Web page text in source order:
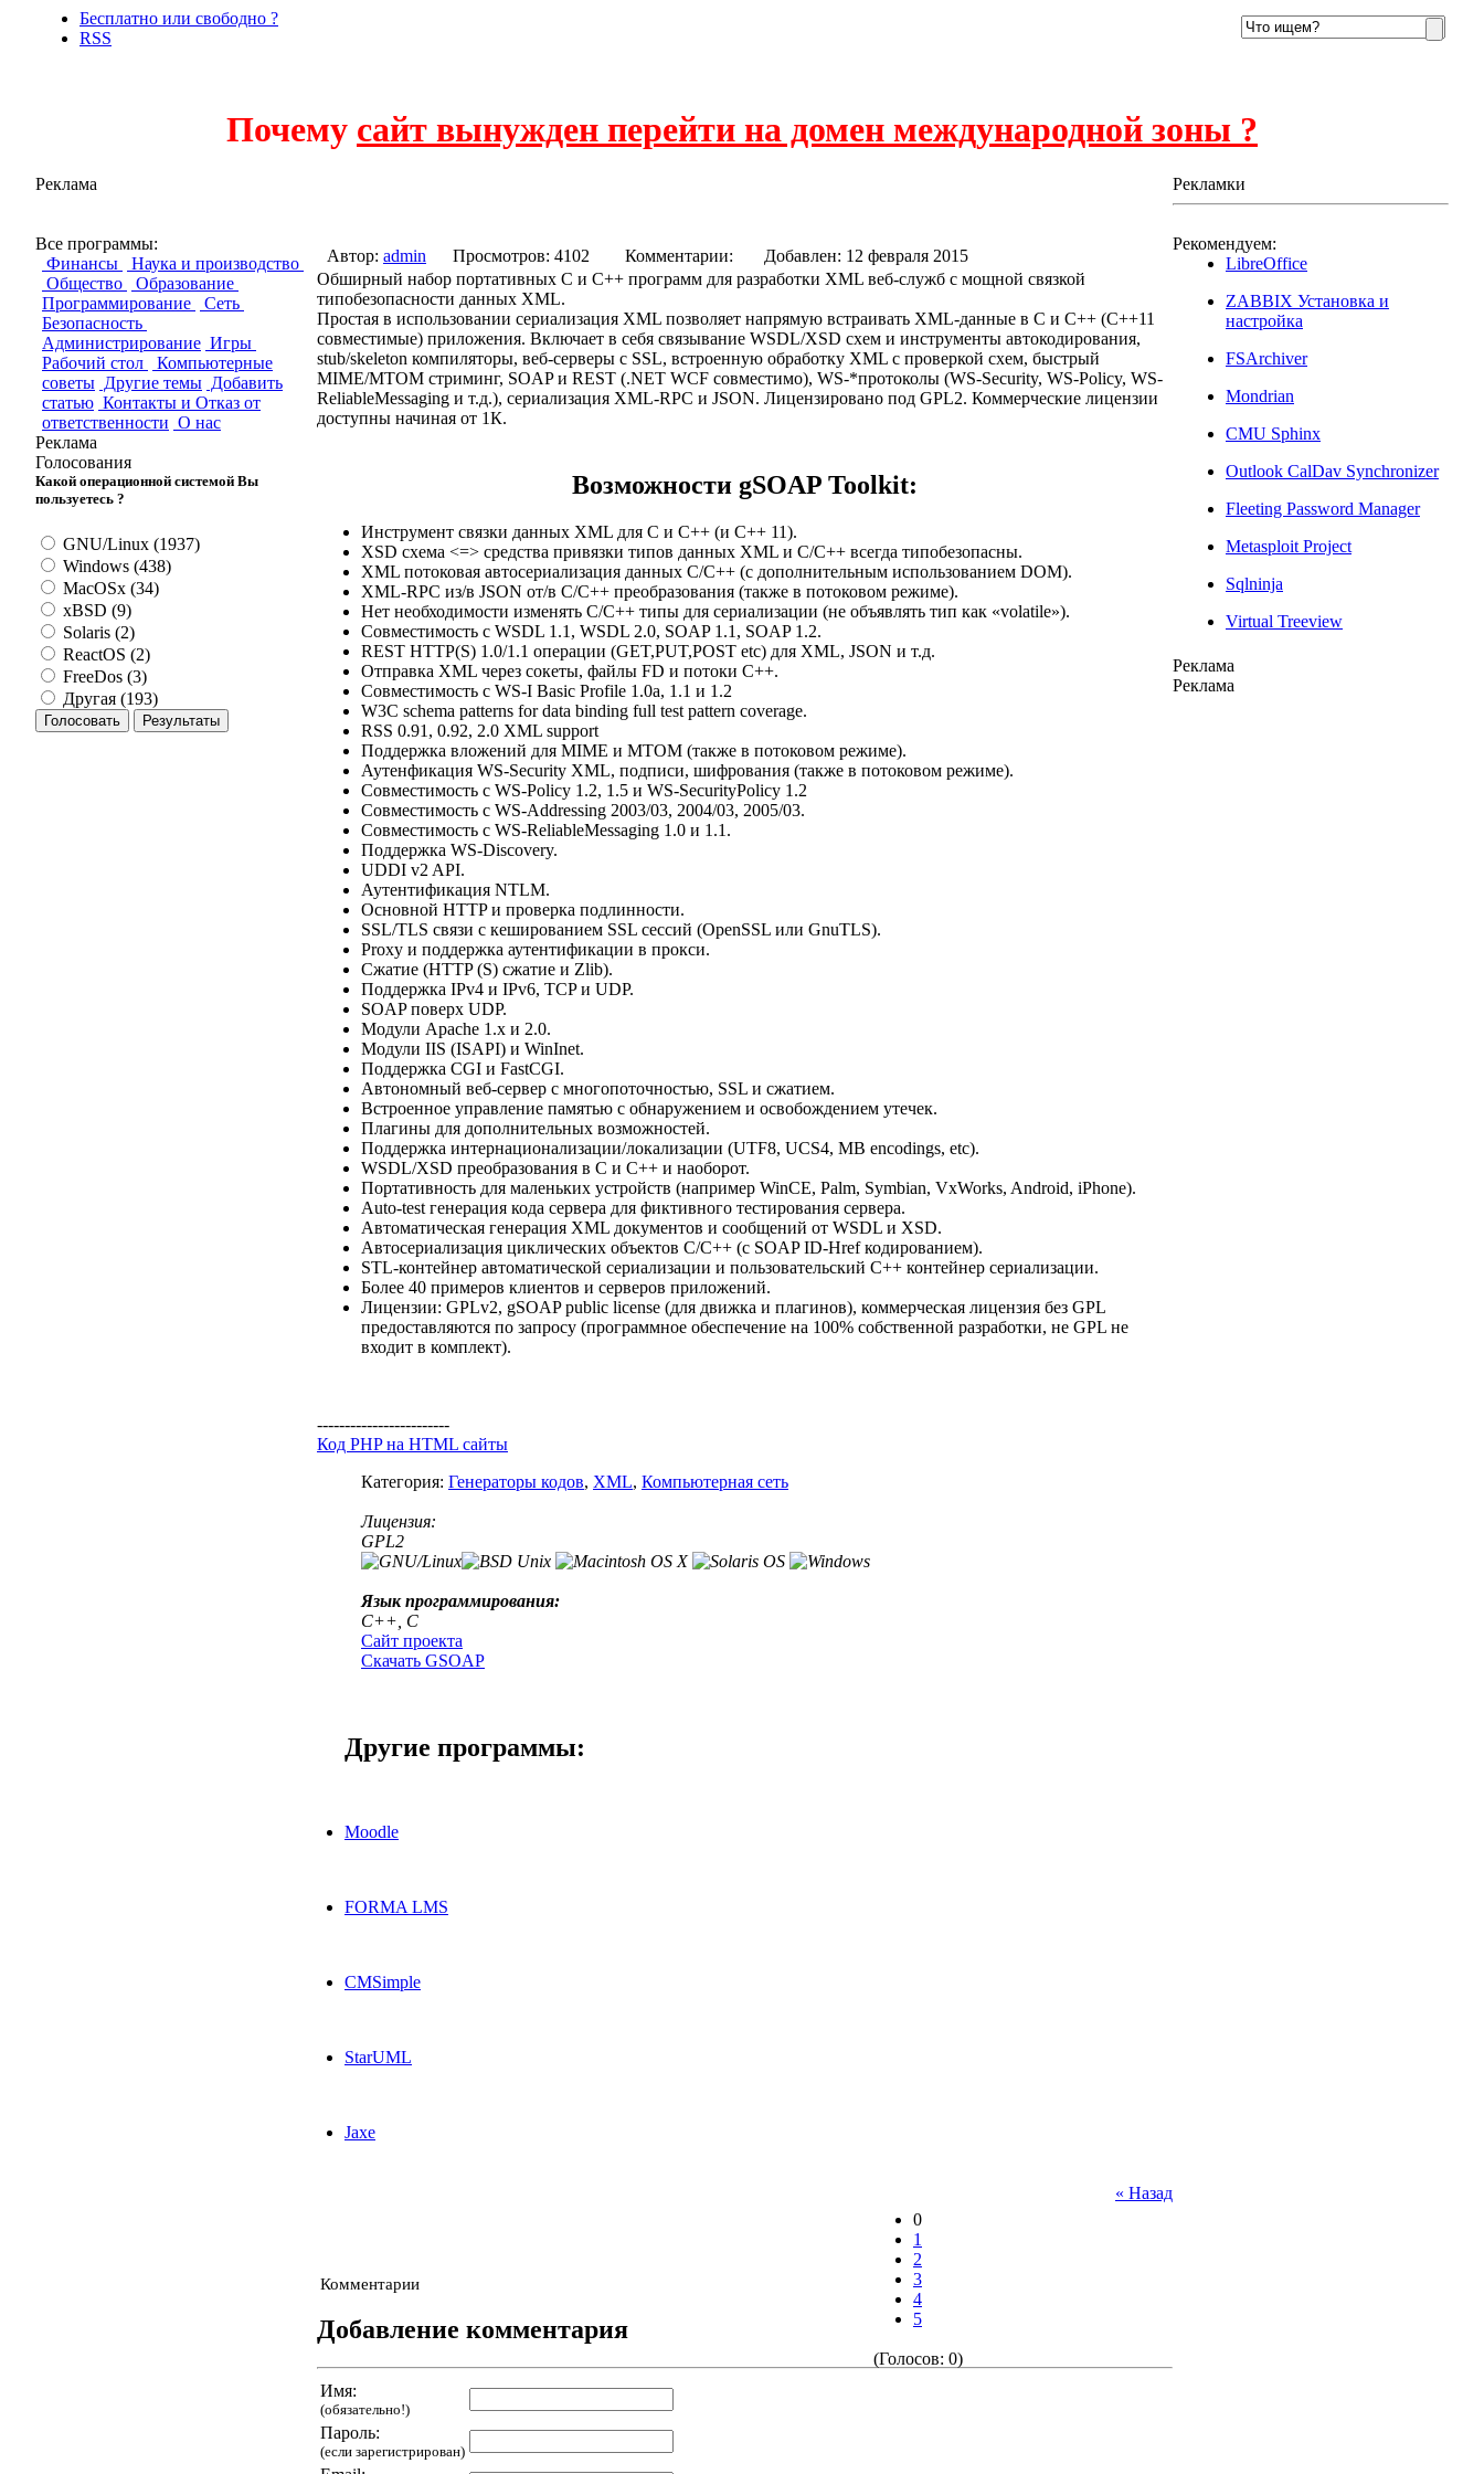
Бесплатно или свободно ?
RSS
Почему сайт вынужден перейти на домен международной зоны ?
Реклама
Все программы:
Финансы
Наука и производство
Общество
Образование
Программирование
Сеть
Безопасность
Администрирование Игры
Рабочий стол
Компьютерные
советы Другие темы Добавить
статью Контакты и Отказ от
ответственности О нас
Реклама
Голосования
Какой операционной системой Вы
пользуетесь ?
GNU/Linux (1937)
Windows (438)
MacOSx (34)
xBSD (9)
Solaris (2)
ReactOS (2)
FreeDos (3)
Другая (193)
Автор: admin Просмотров: 4102 Комментарии:
Добавлен: 12 февраля 2015
Обширный набор портативных C и C++ программ для разработки XML веб-служб с мощной связкой
типобезопасности данных XML.
Простая в использовании сериализация XML позволяет напрямую встраивать XML-данные в C и C++ (C++11
совместимые) приложения. Включает в себя связывание WSDL/XSD схем и инструменты автокодирования,
stub/skeleton компиляторы, веб-серверы с SSL, встроенную обработку XML с проверкой схем, быстрый
MIME/MTOM стриминг, SOAP и REST (.NET WCF совместимо), WS-*протоколы (WS-Security, WS-Policy, WS-
ReliableMessaging и т.д.), сериализация XML-RPC и JSON. Лицензировано под GPL2. Коммерческие лицензии
доступны начиная от 1К.
Возможности gSOAP Toolkit:
Инструмент связки данных XML для C и C++ (и C++ 11).
XSD схема <=> средства привязки типов данных XML и C/C++ всегда типобезопасны.
XML потоковая автосериализация данных C/C++ (с дополнительным использованием DOM).
XML-RPC из/в JSON от/в C/C++ преобразования (также в потоковом режиме).
Нет необходимости изменять C/C++ типы для сериализации (не объявлять тип как «volatile»).
Совместимость с WSDL 1.1, WSDL 2.0, SOAP 1.1, SOAP 1.2.
REST HTTP(S) 1.0/1.1 операции (GET,PUT,POST etc) для XML, JSON и т.д.
Отправка XML через сокеты, файлы FD и потоки C++.
Совместимость с WS-I Basic Profile 1.0a, 1.1 и 1.2
W3C schema patterns for data binding full test pattern coverage.
RSS 0.91, 0.92, 2.0 XML support
Поддержка вложений для MIME и MTOM (также в потоковом режиме).
Аутенфикация WS-Security XML, подписи, шифрования (также в потоковом режиме).
Совместимость с WS-Policy 1.2, 1.5 и WS-SecurityPolicy 1.2
Совместимость с WS-Addressing 2003/03, 2004/03, 2005/03.
Совместимость с WS-ReliableMessaging 1.0 и 1.1.
Поддержка WS-Discovery.
UDDI v2 API.
Аутентификация NTLM.
Основной HTTP и проверка подлинности.
SSL/TLS связи с кешированием SSL сессий (OpenSSL или GnuTLS).
Proxy и поддержка аутентификации в прокси.
Сжатие (HTTP (S) сжатие и Zlib).
Поддержка IPv4 и IPv6, TCP и UDP.
SOAP поверх UDP.
Модули Apache 1.x и 2.0.
Модули IIS (ISAPI) и WinInet.
Поддержка CGI и FastCGI.
Автономный веб-сервер с многопоточностью, SSL и сжатием.
Встроенное управление памятью с обнаружением и освобождением утечек.
Плагины для дополнительных возможностей.
Поддержка интернационализации/локализации (UTF8, UCS4, MB encodings, etc).
WSDL/XSD преобразования в C и C++ и наоборот.
Портативность для маленьких устройств (например WinCE, Palm, Symbian, VxWorks, Android, iPhone).
Auto-test генерация кода сервера для фиктивного тестирования сервера.
Автоматическая генерация XML документов и сообщений от WSDL и XSD.
Автосериализация циклических объектов C/C++ (с SOAP ID-Href кодированием).
STL-контейнер автоматической сериализации и пользовательский C++ контейнер сериализации.
Более 40 примеров клиентов и серверов приложений.
Лицензии: GPLv2, gSOAP public license (для движка и плагинов), коммерческая лицензия без GPL
предоставляются по запросу (программное обеспечение на 100% собственной разработки, не GPL не
входит в комплект).
------------------------
Код PHP на HTML сайты
Категория: Генераторы кодов, XML, Компьютерная сеть
Лицензия:
GPL2
Язык программирования:
C++, C
Сайт проекта
Скачать GSOAP
Другие программы:
Moodle
FORMA LMS
CMSimple
StarUML
Jaxe
0
1
2
3
4
5
(Голосов: 0)
« Назад
Комментарии
Добавление комментария
Имя:
(обязательно!)
Пароль:
(если зарегистрирован)
Рекламки
Рекомендуем:
LibreOffice
ZABBIX Установка и
настройка
FSArchiver
Mondrian
CMU Sphinx
Outlook CalDav Synchronizer
Fleeting Password Manager
Metasploit Project
Sqlninja
Virtual Treeview
Реклама
Реклама